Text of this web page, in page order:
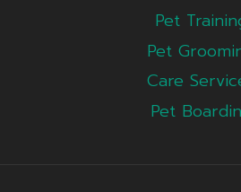
Pet
Pet
Care
Pet